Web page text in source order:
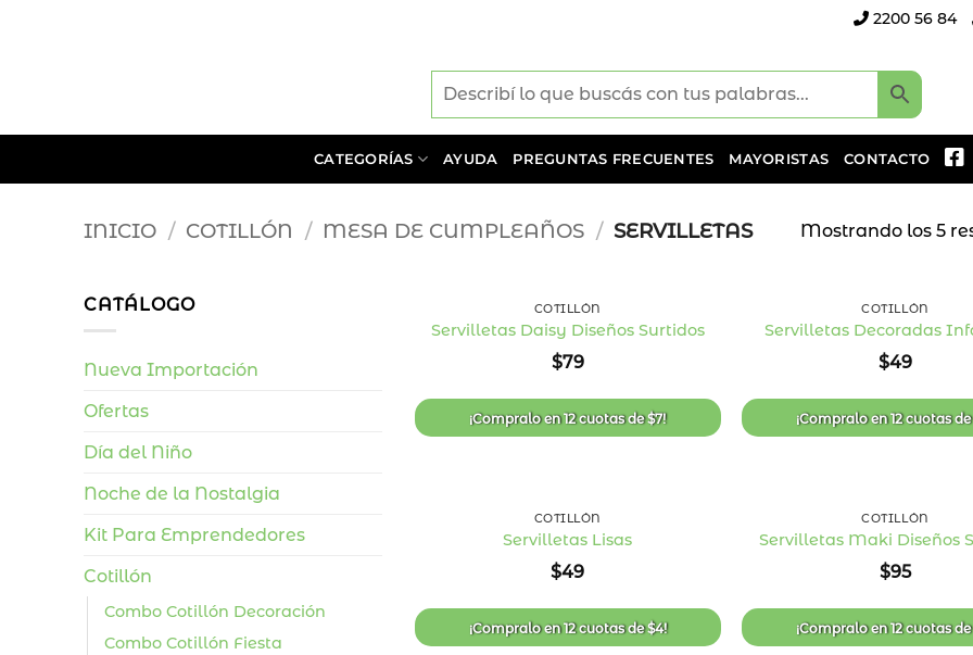
2200 56 84
CATEGORÍAS AYUDA PREGUNTAS FRECUENTES MAYORISTAS CONTACTO
INICIO / COTILLÓN / MESA DE CUMPLEAÑOS / SERVILLETAS Mostrando los 5
CATÁLOGO
Nueva Importación
Ofertas
Día del Niño
Noche de la Nostalgia
Kit Para Emprendedores
Cotillón
Combo Cotillón Decoración
Combo Cotillón Fiesta
de
deseos
COTILLÓN
Servilletas Daisy Diseños Surtidos
$79
¡Compralo en12 cuotasde$7!
COTILLÓN
Servilletas Decoradas
$49
¡Compralo en12 cuotas
de
deseos
COTILLÓN
Servilletas Lisas
$49
¡Compralo en12 cuotasde$4!
COTILLÓN
Servilletas Maki Diseños
$95
¡Compralo en12 cuotas